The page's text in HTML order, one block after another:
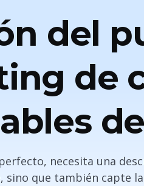
del
de
necesita una
sino que también capte